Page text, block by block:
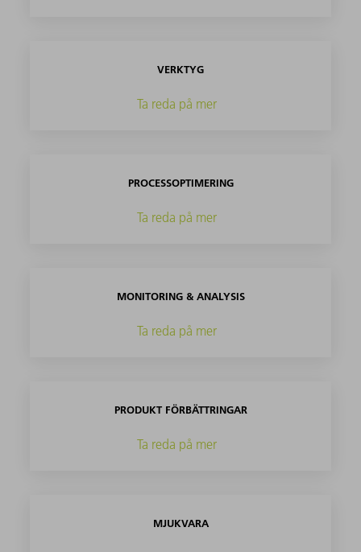
VERKTYG
Ta reda på mer
PROCESSOPTIMERING
Ta reda på mer
MONITORING & ANALYSIS
Ta reda på mer
PRODUKT FÖRBÄTTRINGAR
Ta reda på mer
MJUKVARA